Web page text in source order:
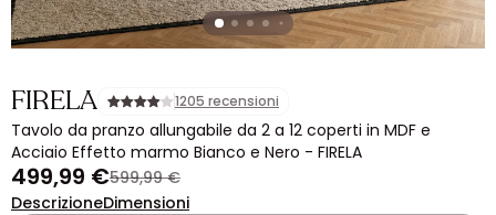
FIRELA 1205 recensioni
Tavolo da pranzo allungabile da 2 a 12 coperti in MDF e
Acciaio Effetto marmo Bianco e Nero - FIRELA
499,99 €599,99 €
DescrizioneDimensioni